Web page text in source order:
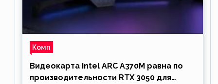
Комп
Видеокарта Intel ARC A370M равна по
производительности RTX 3050 для